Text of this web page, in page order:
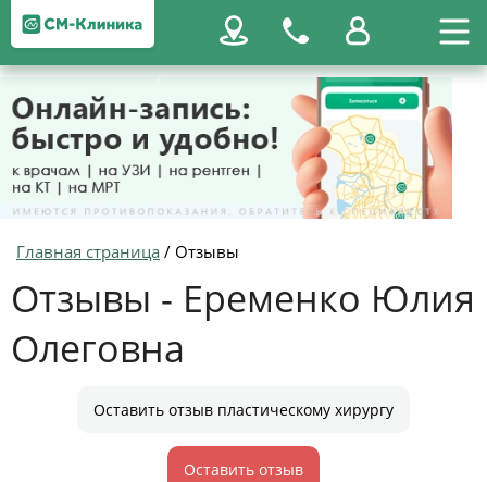
Главная страница / Отзывы
Отзывы - Еременко Юлия
Олеговна
Оставить отзыв пластическому хирургу
Оставить отзыв